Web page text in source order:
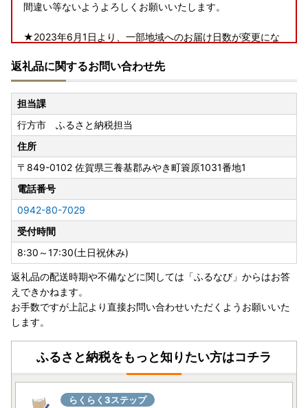
間違い等ないようよろしくお願いいたします。
★2023年6月1日より、一部地域へのお届け日数が変更にな
行方市ふるさと納税にて、返礼品配送を委託しているヤマト
運輸では、2023年6月1日（木）受付分から、下記の地域へ
のお届け日数および時間指定帯が変更となります。
賞味期限が短い一部返礼品（クール便配送）につきまして
は、下記対象地域含む一部地域へは配送できないこともござ
いますので、予めご了承くださいますよう、お願い申し上げ
ます。
＜対象地域＞
・島根県（松江市、安来市のみ対象）、広島県（福山市のみ
対象）、鳥取県、岡山県、徳島県、香川県、愛媛県、高知県
■書類の送付について■
寄附金受領証明書、及びワンストップ特例申請書はお申し込
み完了後、2週間から1ヶ月ほどでお送りいたします。
※お申し込み状況により前後する場合がございます。あらか
じめご了承ください。
■寄附金税額控除に係る申告特例申請書（ワンストップ特例
申請書）の送付について ■
せて期限内に下記へご郵送下さい。
返礼品に関するお問い合わせ先
担当課
行方市 ふるさと納税担当
住所
〒849-0102 佐賀県三養基郡みやき町簑原1031番地1
電話番号
0942-80-7029
受付時間
8:30～17:30(土日祝休み)
返礼品の配送時期や不備などに関しては「ふるなび」からはお答
えできかねます。
お手数ですが上記より直接お問い合わせいただくようお願いいた
します。
ふるさと納税をもっと知りたい方はコチラ
らくらく3ステップ